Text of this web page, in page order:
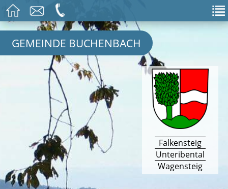
GEMEINDE BUCHENBACH
Falkensteig
Unteribental
Wagensteig